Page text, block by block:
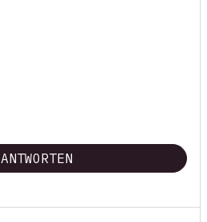
ANTWORTEN